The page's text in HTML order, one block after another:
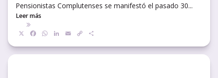
Pensionistas Complutenses se manifestó el pasado 30...
Leer más
Facebook
WhatsApp
LinkedIn
EmailCopy